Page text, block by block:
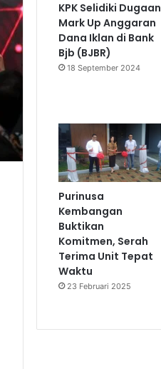
KPK Selidiki Dugaan
Mark Up Anggaran
Dana Iklan di Bank
Bjb (BJBR)
18 September 2024
Purinusa
Kembangan
Buktikan
Komitmen, Serah
Terima Unit Tepat
Waktu
23 Februari 2025